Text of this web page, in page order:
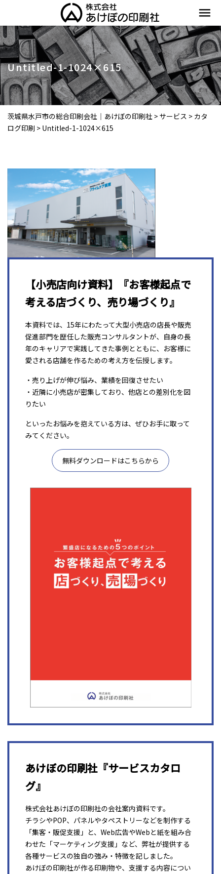
menu
Untitled-1-1024×615
茨城県水戸市の総合印刷会社｜あけぼの印刷社 > サービス > カタ
ログ印刷 > Untitled-1-1024×615
【小売店向け資料】『お客様起点で
考える店づくり、売り場づくり』
本資料では、15年にわたって大型小売店の店長や販売
促進部門を歴任した販売コンサルタントが、自身の長
年のキャリアで実践してきた事例とともに、お客様に
愛される店舗を作るための考え方を伝授します。
・売り上げが伸び悩み、業績を回復させたい
・近隣に小売店が密集しており、他店との差別化を図
りたい
といったお悩みを抱えている方は、ぜひお手に取って
みてください。
無料ダウンロードはこちらから
あけぼの印刷社『サービスカタロ
グ』
株式会社あけぼの印刷社の会社案内資料です。
チラシやPOP、パネルやタペストリーなどを制作する
「集客・販促支援」と、Web広告やWebと紙を組み合
わせた「マーケティング支援」など、弊社が提供する
各種サービスの独自の強み・特徴を記しました。
あけぼの印刷社が作る印刷物や、支援する内容につい